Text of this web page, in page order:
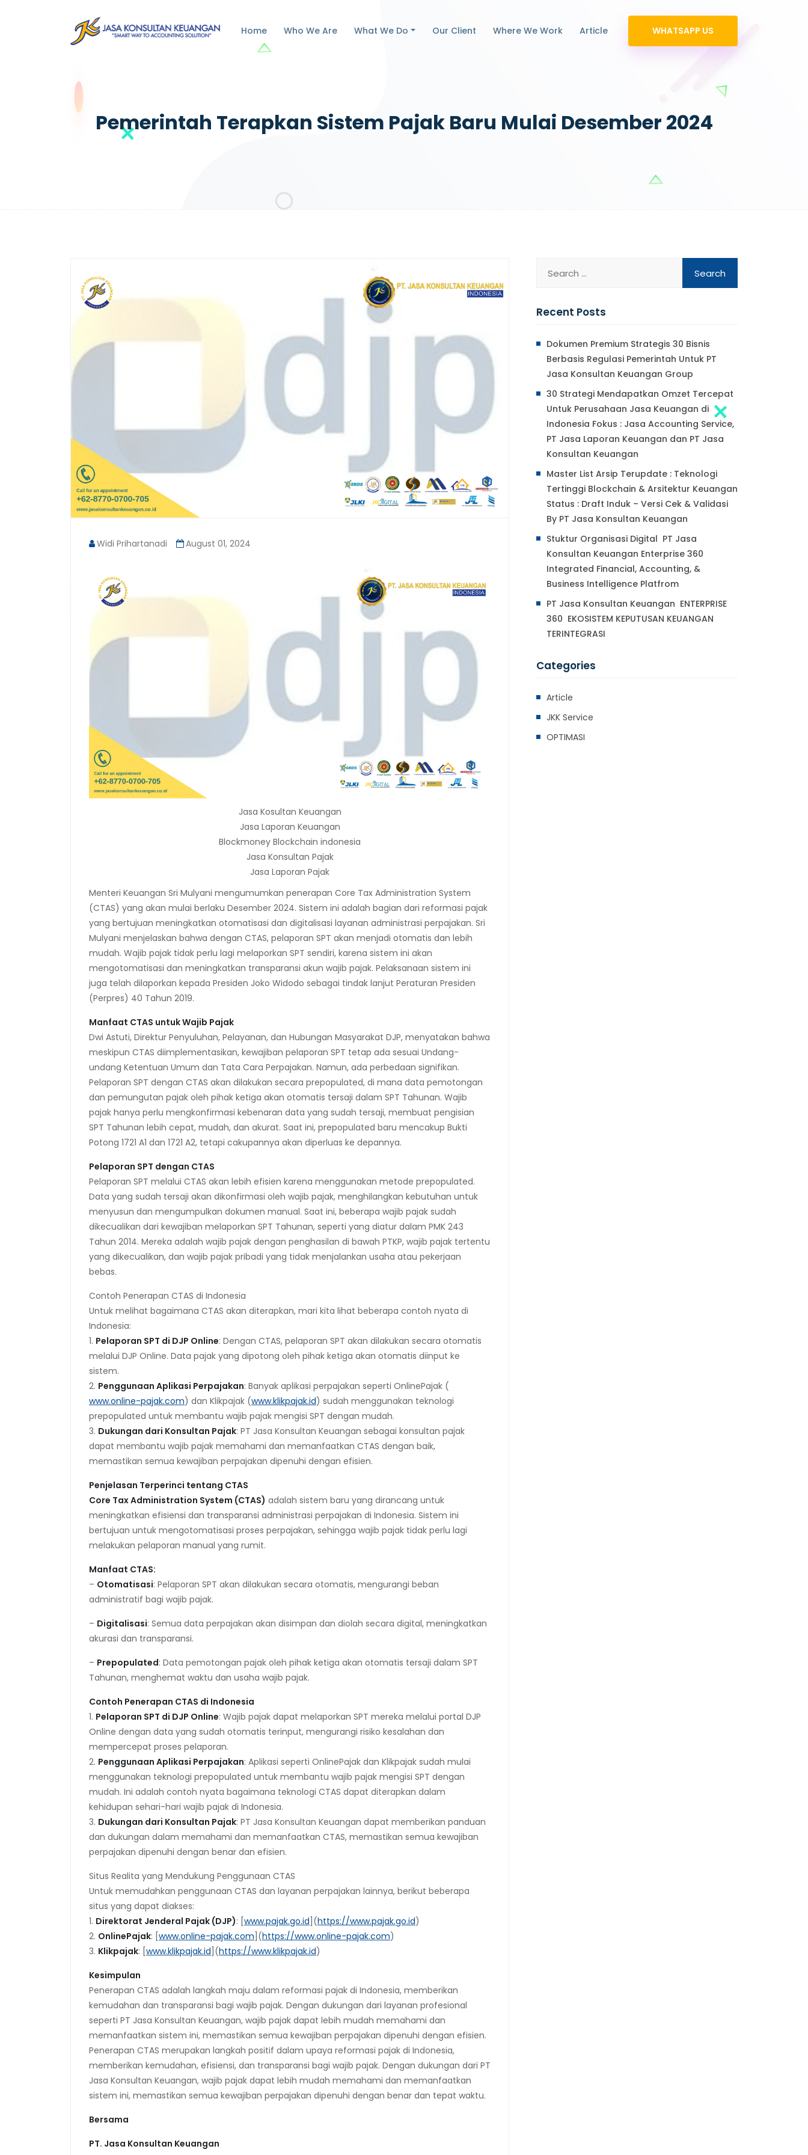
Home Who We Are What We Do Our Client Where We Work Article WHATSAPP US
Pemerintah Terapkan Sistem Pajak Baru Mulai Desember 2024
Widi Prihartanadi August 01, 2024
Jasa Kosultan Keuangan
Jasa Laporan Keuangan
Blockmoney Blockchain indonesia
Jasa Konsultan Pajak
Jasa Laporan Pajak
Menteri Keuangan Sri Mulyani mengumumkan penerapan Core Tax Administration System
(CTAS) yang akan mulai berlaku Desember 2024. Sistem ini adalah bagian dari reformasi pajak
yang bertujuan meningkatkan otomatisasi dan digitalisasi layanan administrasi perpajakan. Sri
Mulyani menjelaskan bahwa dengan CTAS, pelaporan SPT akan menjadi otomatis dan lebih
mudah. Wajib pajak tidak perlu lagi melaporkan SPT sendiri, karena sistem ini akan
mengotomatisasi dan meningkatkan transparansi akun wajib pajak. Pelaksanaan sistem ini
juga telah dilaporkan kepada Presiden Joko Widodo sebagai tindak lanjut Peraturan Presiden
(Perpres) 40 Tahun 2019.
Manfaat CTAS untuk Wajib Pajak
Dwi Astuti, Direktur Penyuluhan, Pelayanan, dan Hubungan Masyarakat DJP, menyatakan bahwa
meskipun CTAS diimplementasikan, kewajiban pelaporan SPT tetap ada sesuai Undang-
undang Ketentuan Umum dan Tata Cara Perpajakan. Namun, ada perbedaan signifikan.
Pelaporan SPT dengan CTAS akan dilakukan secara prepopulated, di mana data pemotongan
dan pemungutan pajak oleh pihak ketiga akan otomatis tersaji dalam SPT Tahunan. Wajib
pajak hanya perlu mengkonfirmasi kebenaran data yang sudah tersaji, membuat pengisian
SPT Tahunan lebih cepat, mudah, dan akurat. Saat ini, prepopulated baru mencakup Bukti
Potong 1721 A1 dan 1721 A2, tetapi cakupannya akan diperluas ke depannya.
Pelaporan SPT dengan CTAS
Pelaporan SPT melalui CTAS akan lebih efisien karena menggunakan metode prepopulated.
Data yang sudah tersaji akan dikonfirmasi oleh wajib pajak, menghilangkan kebutuhan untuk
menyusun dan mengumpulkan dokumen manual. Saat ini, beberapa wajib pajak sudah
dikecualikan dari kewajiban melaporkan SPT Tahunan, seperti yang diatur dalam PMK 243
Tahun 2014. Mereka adalah wajib pajak dengan penghasilan di bawah PTKP, wajib pajak tertentu
yang dikecualikan, dan wajib pajak pribadi yang tidak menjalankan usaha atau pekerjaan
bebas.
Contoh Penerapan CTAS di Indonesia
Untuk melihat bagaimana CTAS akan diterapkan, mari kita lihat beberapa contoh nyata di
Indonesia:
1. Pelaporan SPT di DJP Online: Dengan CTAS, pelaporan SPT akan dilakukan secara otomatis
melalui DJP Online. Data pajak yang dipotong oleh pihak ketiga akan otomatis diinput ke
sistem.
2. Penggunaan Aplikasi Perpajakan: Banyak aplikasi perpajakan seperti OnlinePajak (
www.online-pajak.com) dan Klikpajak (www.klikpajak.id) sudah menggunakan teknologi
prepopulated untuk membantu wajib pajak mengisi SPT dengan mudah.
3. Dukungan dari Konsultan Pajak: PT Jasa Konsultan Keuangan sebagai konsultan pajak
dapat membantu wajib pajak memahami dan memanfaatkan CTAS dengan baik,
memastikan semua kewajiban perpajakan dipenuhi dengan efisien.
Penjelasan Terperinci tentang CTAS
Core Tax Administration System (CTAS) adalah sistem baru yang dirancang untuk
meningkatkan efisiensi dan transparansi administrasi perpajakan di Indonesia. Sistem ini
bertujuan untuk mengotomatisasi proses perpajakan, sehingga wajib pajak tidak perlu lagi
melakukan pelaporan manual yang rumit.
Manfaat CTAS:
– Otomatisasi: Pelaporan SPT akan dilakukan secara otomatis, mengurangi beban
administratif bagi wajib pajak.
– Digitalisasi: Semua data perpajakan akan disimpan dan diolah secara digital, meningkatkan
akurasi dan transparansi.
– Prepopulated: Data pemotongan pajak oleh pihak ketiga akan otomatis tersaji dalam SPT
Tahunan, menghemat waktu dan usaha wajib pajak.
Contoh Penerapan CTAS di Indonesia
1. Pelaporan SPT di DJP Online: Wajib pajak dapat melaporkan SPT mereka melalui portal DJP
Online dengan data yang sudah otomatis terinput, mengurangi risiko kesalahan dan
mempercepat proses pelaporan.
2. Penggunaan Aplikasi Perpajakan: Aplikasi seperti OnlinePajak dan Klikpajak sudah mulai
menggunakan teknologi prepopulated untuk membantu wajib pajak mengisi SPT dengan
mudah. Ini adalah contoh nyata bagaimana teknologi CTAS dapat diterapkan dalam
kehidupan sehari-hari wajib pajak di Indonesia.
3. Dukungan dari Konsultan Pajak: PT Jasa Konsultan Keuangan dapat memberikan panduan
dan dukungan dalam memahami dan memanfaatkan CTAS, memastikan semua kewajiban
perpajakan dipenuhi dengan benar dan efisien.
Situs Realita yang Mendukung Penggunaan CTAS
Untuk memudahkan penggunaan CTAS dan layanan perpajakan lainnya, berikut beberapa
situs yang dapat diakses:
1. Direktorat Jenderal Pajak (DJP): [ www.pajak.go.id ](https://www.pajak.go.id)
2. OnlinePajak: [ www.online-pajak.com ](https://www.online-pajak.com)
3. Klikpajak: [ www.klikpajak.id ](https://www.klikpajak.id)
Kesimpulan
Penerapan CTAS adalah langkah maju dalam reformasi pajak di Indonesia, memberikan
kemudahan dan transparansi bagi wajib pajak. Dengan dukungan dari layanan profesional
seperti PT Jasa Konsultan Keuangan, wajib pajak dapat lebih mudah memahami dan
memanfaatkan sistem ini, memastikan semua kewajiban perpajakan dipenuhi dengan efisien.
Penerapan CTAS merupakan langkah positif dalam upaya reformasi pajak di Indonesia,
memberikan kemudahan, efisiensi, dan transparansi bagi wajib pajak. Dengan dukungan dari PT
Jasa Konsultan Keuangan, wajib pajak dapat lebih mudah memahami dan memanfaatkan
sistem ini, memastikan semua kewajiban perpajakan dipenuhi dengan benar dan tepat waktu.
Bersama
PT. Jasa Konsultan Keuangan
Recent Posts
Dokumen Premium Strategis 30 Bisnis
Berbasis Regulasi Pemerintah Untuk PT
Jasa Konsultan Keuangan Group
30 Strategi Mendapatkan Omzet Tercepat
Untuk Perusahaan Jasa Keuangan di
Indonesia Fokus : Jasa Accounting Service,
PT Jasa Laporan Keuangan dan PT Jasa
Konsultan Keuangan
Master List Arsip Terupdate : Teknologi
Tertinggi Blockchain & Arsitektur Keuangan
Status : Draft Induk – Versi Cek & Validasi
By PT Jasa Konsultan Keuangan
Stuktur Organisasi Digital PT Jasa
Konsultan Keuangan Enterprise 360
Integrated Financial, Accounting, &
Business Intelligence Platfrom
PT Jasa Konsultan Keuangan ENTERPRISE
360 EKOSISTEM KEPUTUSAN KEUANGAN
TERINTEGRASI
Categories
Article
JKK Service
OPTIMASI